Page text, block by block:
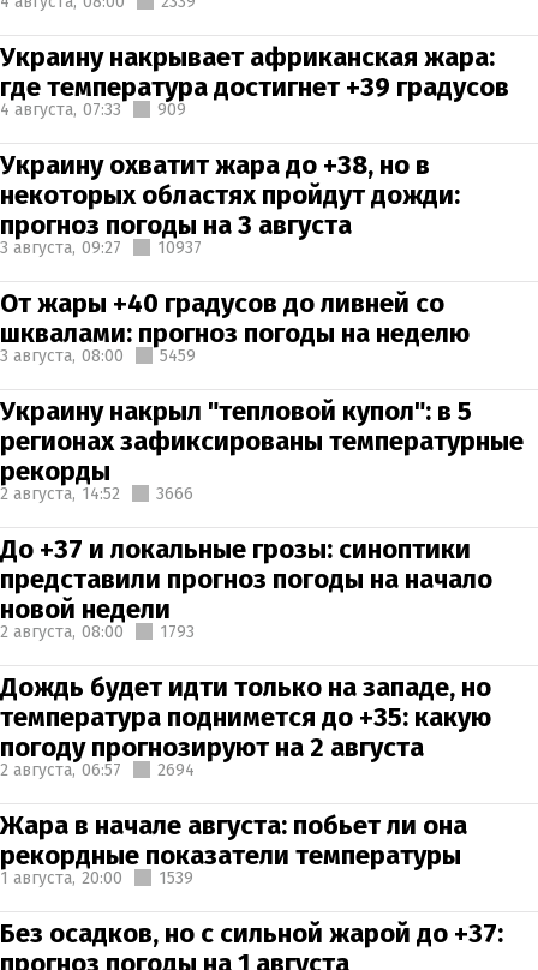
Украину накрывает африканская жара:
где температура достигнет +39 градусов
4 августа, 07:33 909
Украину охватит жара до +38, но в
некоторых областях пройдут дожди:
прогноз погоды на 3 августа
3 августа, 09:27 10937
От жары +40 градусов до ливней со
шквалами: прогноз погоды на неделю
3 августа, 08:00 5459
Украину накрыл "тепловой купол": в 5
регионах зафиксированы температурные
рекорды
2 августа, 14:52 3666
До +37 и локальные грозы: синоптики
представили прогноз погоды на начало
новой недели
2 августа, 08:00 1793
Дождь будет идти только на западе, но
температура поднимется до +35: какую
погоду прогнозируют на 2 августа
2 августа, 06:57 2694
Жара в начале августа: побьет ли она
рекордные показатели температуры
1 августа, 20:00 1539
Без осадков, но с сильной жарой до +37:
прогноз погоды на 1 августа